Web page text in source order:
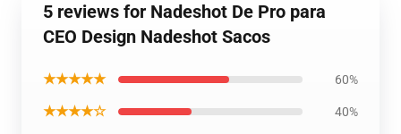
5 reviews for Nadeshot De Pro para
CEO Design Nadeshot Sacos
★★★★★ 60%
★★★★☆ 40%